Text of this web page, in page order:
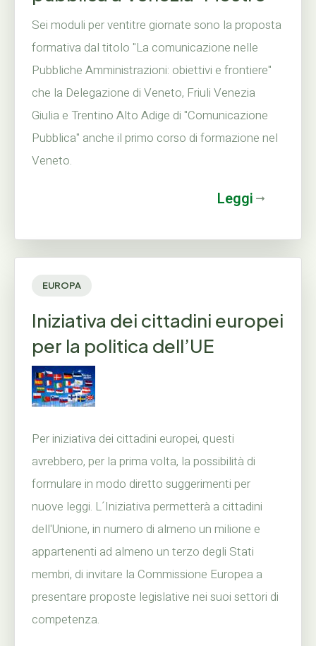
Sei moduli per ventitre giornate sono la proposta
formativa dal titolo "La comunicazione nelle
Pubbliche Amministrazioni: obiettivi e frontiere"
che la Delegazione di Veneto, Friuli Venezia
Giulia e Trentino Alto Adige di "Comunicazione
Pubblica" anche il primo corso di formazione nel
Veneto.
Leggi
EUROPA
Iniziativa dei cittadini europei
per la politica dell’UE
Per iniziativa dei cittadini europei, questi
avrebbero, per la prima volta, la possibilità di
formulare in modo diretto suggerimenti per
nuove leggi. L´Iniziativa permetterà a cittadini
dell'Unione, in numero di almeno un milione e
appartenenti ad almeno un terzo degli Stati
membri, di invitare la Commissione Europea a
presentare proposte legislative nei suoi settori di
competenza.